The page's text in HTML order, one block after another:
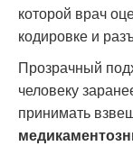
которой врач
кодировке и
Прозрачный
человеку
принимать